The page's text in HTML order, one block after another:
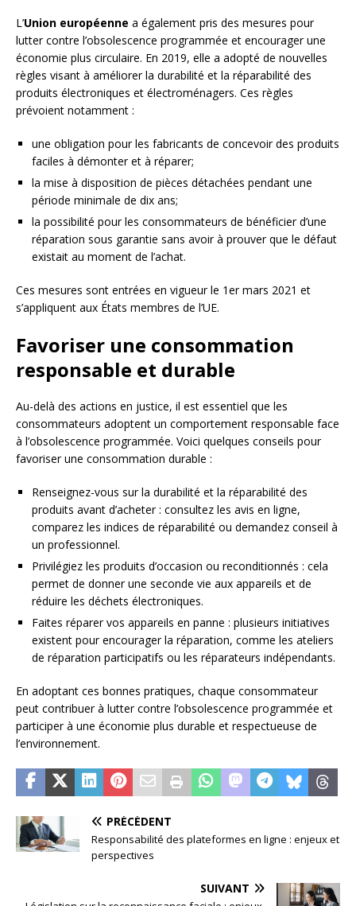
L’Union européenne a également pris des mesures pour
lutter contre l’obsolescence programmée et encourager une
économie plus circulaire. En 2019, elle a adopté de nouvelles
règles visant à améliorer la durabilité et la réparabilité des
produits électroniques et électroménagers. Ces règles
prévoient notamment :
une obligation pour les fabricants de concevoir des produits
faciles à démonter et à réparer;
la mise à disposition de pièces détachées pendant une
période minimale de dix ans;
la possibilité pour les consommateurs de bénéficier d’une
réparation sous garantie sans avoir à prouver que le défaut
existait au moment de l’achat.
Ces mesures sont entrées en vigueur le 1er mars 2021 et
s’appliquent aux États membres de l’UE.
Favoriser une consommation
responsable et durable
Au-delà des actions en justice, il est essentiel que les
consommateurs adoptent un comportement responsable face
à l’obsolescence programmée. Voici quelques conseils pour
favoriser une consommation durable :
Renseignez-vous sur la durabilité et la réparabilité des
produits avant d’acheter : consultez les avis en ligne,
comparez les indices de réparabilité ou demandez conseil à
un professionnel.
Privilégiez les produits d’occasion ou reconditionnés : cela
permet de donner une seconde vie aux appareils et de
réduire les déchets électroniques.
Faites réparer vos appareils en panne : plusieurs initiatives
existent pour encourager la réparation, comme les ateliers
de réparation participatifs ou les réparateurs indépendants.
En adoptant ces bonnes pratiques, chaque consommateur
peut contribuer à lutter contre l’obsolescence programmée et
participer à une économie plus durable et respectueuse de
l’environnement.
PRÉCÉDENT
Responsabilité des plateformes en ligne : enjeux et
perspectives
SUIVANT